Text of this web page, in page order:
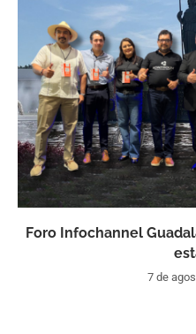
Foro Infochannel
7 de